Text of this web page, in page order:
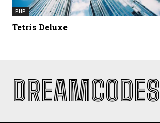
PHP
Tetris Deluxe
DREAMCODES